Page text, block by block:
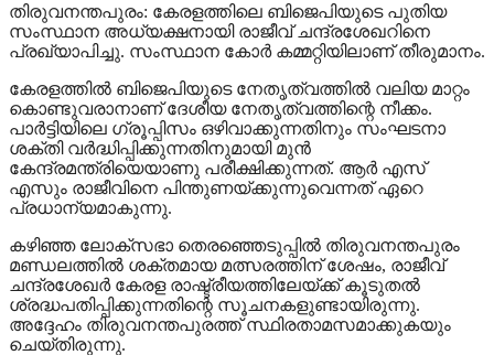
തിരുവനന്തപുരം: കേരളത്തിലെ ബിജെപിയുടെ പുതിയ
സംസ്ഥാന അധ്യക്ഷനായി രാജീവ് ചന്ദ്രശേഖറിനെ
പ്രഖ്യാപിച്ചു. സംസ്ഥാന കോര്‍ കമ്മറ്റിയിലാണ് തീരുമാനം.
കേരളത്തില്‍ ബിജെപിയുടെ നേതൃത്വത്തില്‍ വലിയ മാറ്റം
കൊണ്ടുവരാനാണ് ദേശീയ നേതൃത്വത്തിന്റെ നീക്കം.
പാര്‍ട്ടിയിലെ ഗ്രൂപ്പിസം ഒഴിവാക്കുന്നതിനും സംഘടനാ
ശക്തി വര്‍ദ്ധിപ്പിക്കുന്നതിനുമായി മുന്‍
കേന്ദ്രമന്ത്രിയെയാണു പരീക്ഷിക്കുന്നത്. ആര്‍ എസ്
എസും രാജീവിനെ പിന്തുണയ്ക്കുന്നുവെന്നത് ഏറെ
പ്രധാന്യമാകുന്നു.
കഴിഞ്ഞ ലോക്‌സഭാ തെരഞ്ഞെടുപ്പില്‍ തിരുവനന്തപുരം
മണ്ഡലത്തില്‍ ശക്തമായ മത്സരത്തിന് ശേഷം, രാജീവ്
ചന്ദ്രശേഖര്‍ കേരള രാഷ്ട്രീയത്തിലേയ്ക്ക് കൂടുതല്‍
ശ്രദ്ധപതിപ്പിക്കുന്നതിന്റെ സൂചനകളുണ്ടായിരുന്നു.
അദ്ദേഹം തിരുവനന്തപുരത്ത് സ്ഥിരതാമസമാക്കുകയും
ചെയ്തിരുന്നു.